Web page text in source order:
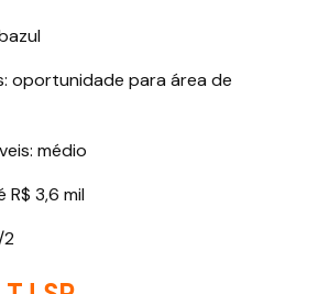
oportunidade para área de
médio
R$ 3,6 mil